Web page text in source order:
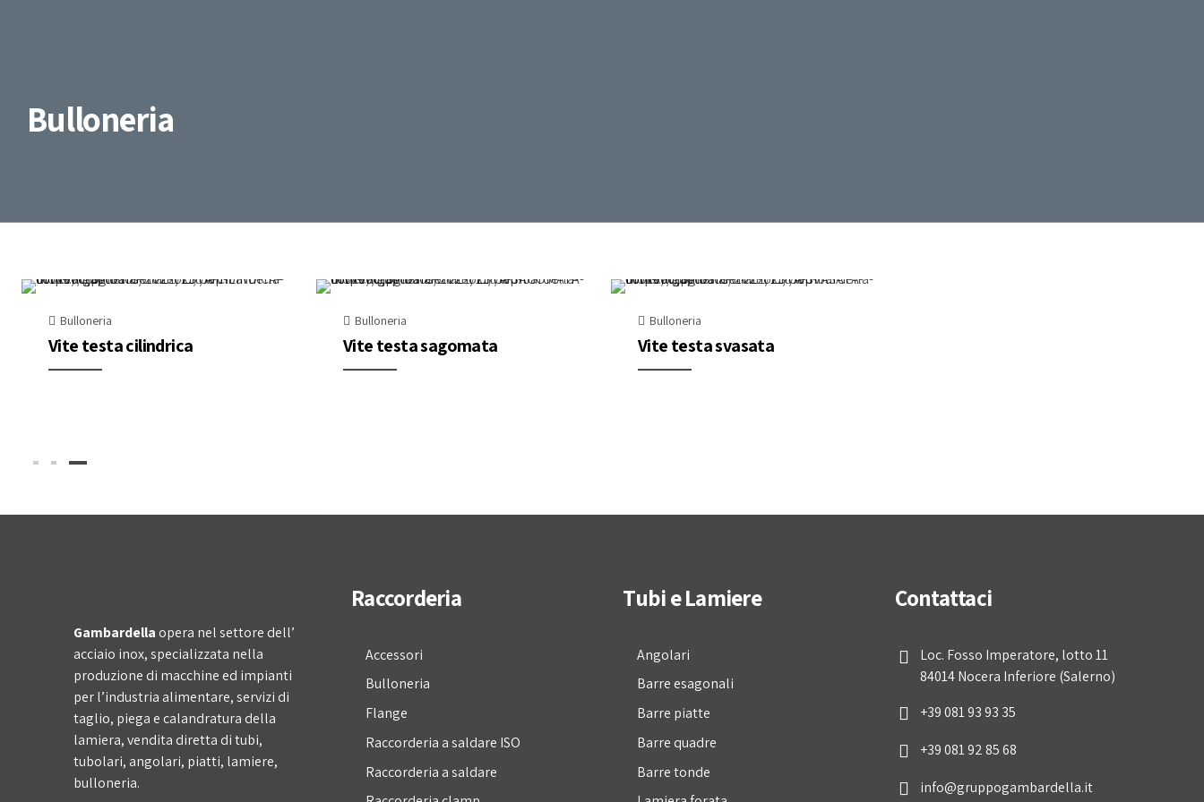
Bulloneria
Bulloneria
Vite testa cilindrica
Bulloneria
Vite testa sagomata
Bulloneria
Vite testa svasata
Gambardellaopera nel settore dell’
acciaio inox, specializzata nella
produzione di macchine ed impianti
per l’industria alimentare, servizi di
taglio, piega e calandratura della
lamiera, vendita diretta di tubi,
tubolari, angolari, piatti, lamiere,
bulloneria.
Raccorderia
Accessori
Bulloneria
Flange
Raccorderia a saldare ISO
Raccorderia a saldare
Tubi e Lamiere
Angolari
Barre esagonali
Barre piatte
Barre quadre
Barre tonde
Contattaci
Loc. Fosso Imperatore, lotto 11
84014 Nocera Inferiore (Salerno)
+39 081 93 93 35
+39 081 92 85 68
info@gruppogambardella.it